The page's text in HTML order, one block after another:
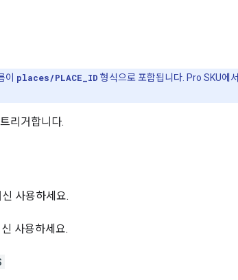
이 places/PLACE_ID 형식으로 포함됩니다. Pro SKU에서
리거합니다.
사용하세요.
사용하세요.